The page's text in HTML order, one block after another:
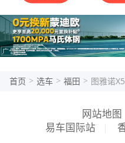
首页 > 选车 > 福田 > 图雅诺
网站地图
易车国际站